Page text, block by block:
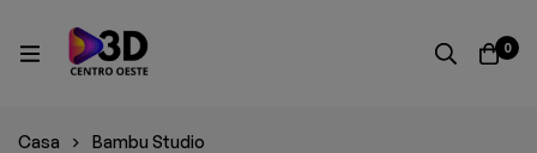
0
Casa Bambu Studio